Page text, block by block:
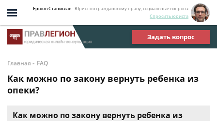
Ершов Станислав- Юрист по гражданскому праву, социальные вопросы
Спросить юриста
Задать вопрос
Главная - FAQ
Как можно по закону вернуть ребенка из
опеки?
Как можно по закону вернуть ребенка из